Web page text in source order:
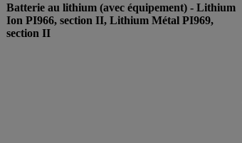
Batterie au lithium (avec équipement) - Lithium
Ion PI966, section II, Lithium Métal PI969,
section II